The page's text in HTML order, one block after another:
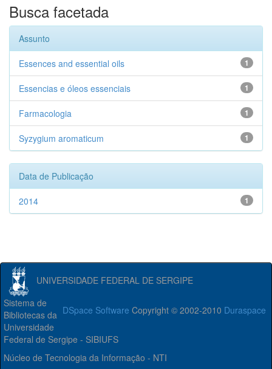
Busca facetada
Assunto
1
Essences and essential oils
1
Essencias e óleos essenciais
1
Farmacologia
1
Syzygium aromaticum
Data de Publicação
1
2014
UNIVERSIDADE FEDERAL DE SERGIPE
DSpace Software Copyright © 2002-2010 Duraspace
Sistema de
Bibliotecas da
Universidade
Federal de Sergipe - SIBIUFS
Núcleo de Tecnologia da Informação - NTI